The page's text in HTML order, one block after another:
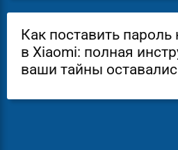
Как поставить
в Xiaomi: полная
ваши тайны